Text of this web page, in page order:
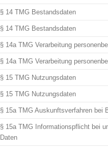
§ 14 TMG Bestandsdaten
§ 14 TMG Bestandsdaten
§ 14a TMG Verarbeitung
§ 14a TMG Verarbeitung
§ 15 TMG Nutzungsdaten
§ 15 TMG Nutzungsdaten
§ 15a TMG Auskunftsverfahren bei
§ 15a TMG Informationspflicht bei
Daten